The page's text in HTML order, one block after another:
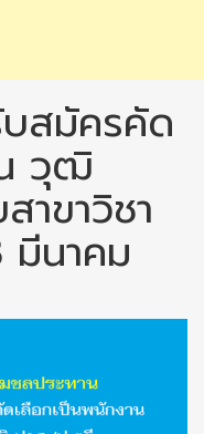
สมัครคัด
วุฒิ
าขาวิชา
นาคม